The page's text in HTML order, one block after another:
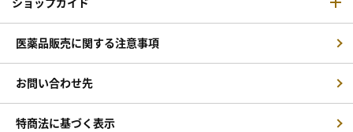
医薬品販売に関する注意事項
お問い合わせ先
特商法に基づく表示